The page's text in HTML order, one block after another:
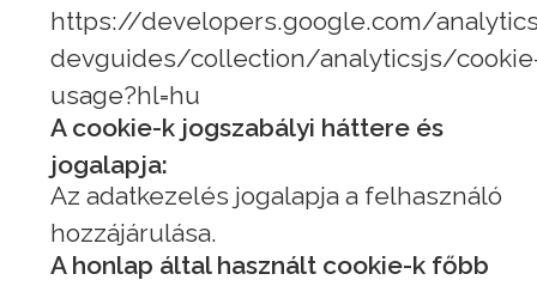
https://developers.google.com/
devguides/collection/analyticsjs/
usage?hl=hu
A cookie-k jogszabályi háttere és
jogalapja:
Az adatkezelés jogalapja a felhasználó
hozzájárulása.
A honlap által használt cookie-k főbb